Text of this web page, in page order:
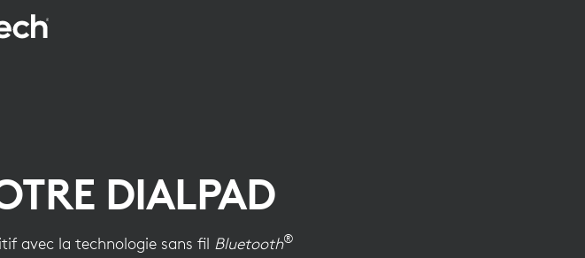
DIALPAD
avec la technologie sans fil Bluetooth®